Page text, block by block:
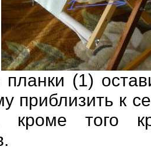
планки (1)
приблизить к
кроме того